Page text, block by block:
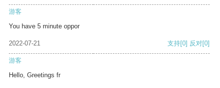
游客
You have 5 minute oppor
2022-07-21 支持[0] 反对[0]
游客
Hello, Greetings fr